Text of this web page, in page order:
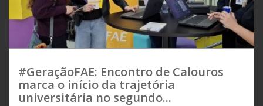
#GeraçãoFAE: Encontro de Calouros
marca o início da trajetória
universitária no segundo...